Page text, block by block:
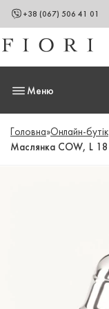
+38 (067) 506 41 01
Меню
Головна»Онлайн-бутік
Маслянка COW, L